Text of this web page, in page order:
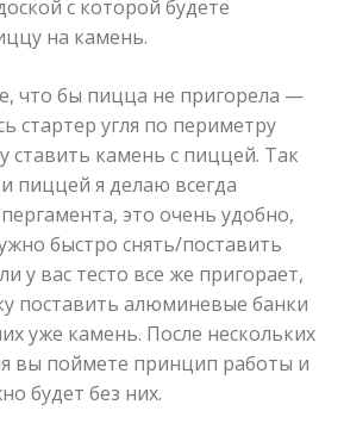
с которой будете
на камень.
что бы пицца не пригорела —
стартер угля по периметру
ставить камень с пиццей. Так
пиццей я делаю всегда
это очень удобно,
быстро снять/поставить
у вас тесто все же пригорает,
поставить алюминевые банки
уже камень. После нескольких
вы поймете принцип работы и
будет без них.